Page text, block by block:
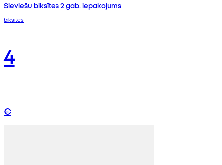
Sieviešu biksītes 2 gab. iepakojums
biksītes
4
€